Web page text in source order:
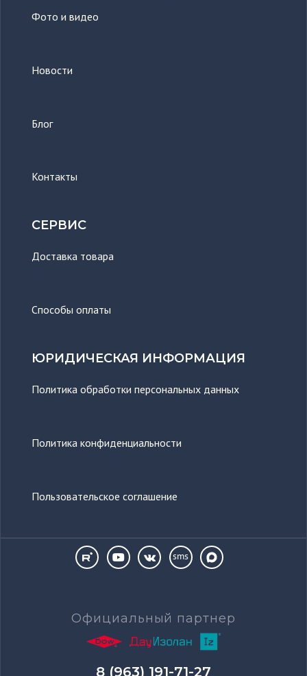
Фото и видео
Новости
Блог
Контакты
СЕРВИС
Доставка товара
Способы оплаты
ЮРИДИЧЕСКАЯ ИНФОРМАЦИЯ
Политика обработки персональных данных
Политика конфиденциальности
Пользовательское соглашение
sms
Официальный партнер
8 (963) 191-71-27